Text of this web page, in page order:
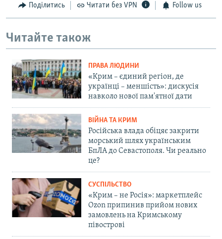
Поділитись Читати без VPN Follow us
Читайте також
ПРАВА ЛЮДИНИ
«Крим – єдиний регіон, де
українці – меншість»: дискусія
навколо нової пам'ятної дати
ВІЙНА ТА КРИМ
Російська влада обіцяє закрити
морський шлях українським
БпЛА до Севастополя. Чи реально
це?
СУСПІЛЬСТВО
«Крим – не Росія»: маркетплейс
Ozon припинив прийом нових
замовлень на Кримському
півострові